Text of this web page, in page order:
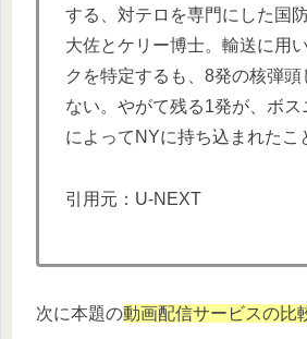
する、対テロを専門にした国
大佐とケリー博士。輸送に用
クを特定するも、8発の核弾頭
ない。やがて残る1発が、ボス
によってNYに持ち込まれたこ
引用元：U-NEXT
次に本題の動画配信サービスの比